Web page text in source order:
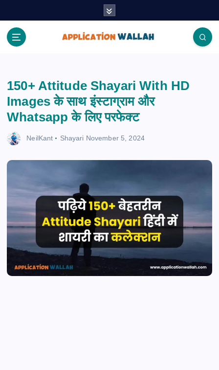
150+ Attitude Shayari With HD
Images के साथ इंस्टाग्राम और
Whatsapp के लिए परफेक्ट
NeilKant Shayari November 5, 2024